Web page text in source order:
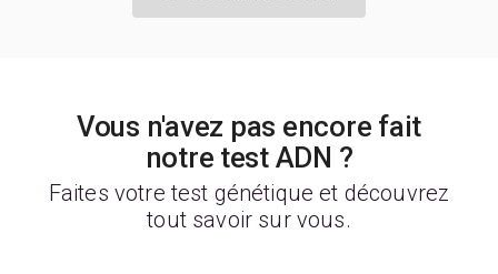
Vous n'avez pas encore fait
notre test ADN ?
Faites votre test génétique et découvrez
tout savoir sur vous.